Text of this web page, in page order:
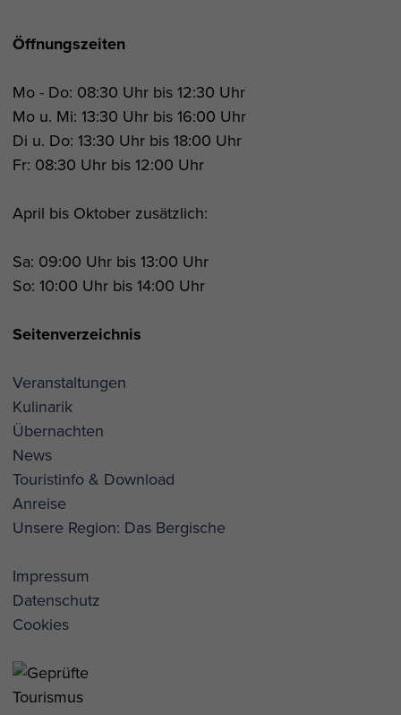
Öffnungszeiten
Mo - Do: 08:30 Uhr bis 12:30 Uhr
Mo u. Mi: 13:30 Uhr bis 16:00 Uhr
Di u. Do: 13:30 Uhr bis 18:00 Uhr
Fr: 08:30 Uhr bis 12:00 Uhr
April bis Oktober zusätzlich:
Sa: 09:00 Uhr bis 13:00 Uhr
So: 10:00 Uhr bis 14:00 Uhr
Seitenverzeichnis
Veranstaltungen
Kulinarik
Übernachten
News
Touristinfo & Download
Anreise
Unsere Region: Das Bergische
Impressum
Datenschutz
Cookies